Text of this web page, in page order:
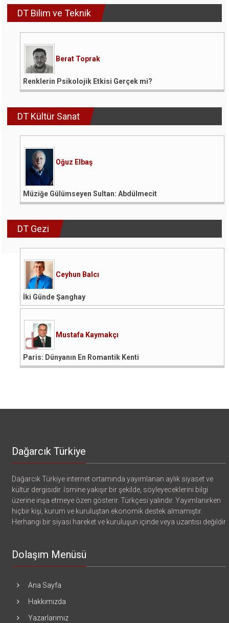
DT Bilim ve Teknik
Berat Toprak
Renklerin Psikolojik Etkisi Gerçek mi?
DT Kültür Sanat
Oğuz Elbaş
Müziğe Gülümseyen Sultan: Abdülmecit
DT Gezi
Ceyhun Balcı
İki Günde Şanghay
Mustafa Kaymakçı
Paris: Dünyanın En Romantik Kenti
Dağarcık Türkiye
Dağarcık Türkiye internet ortamında yayımlanan aylık siyaset ve
kültür dergisidir. İsmine yakışır bir şekilde, söyleyeceklerini bilgi
üzerine inşa etmeye özen gösterir. Türkçesi yalındır. Yayımlanırken
hiçbir kişi, kurum ve kuruluştan ekonomik destek almamıştır.
Herhangi bir siyasi hareket ve kuruluşun içinde veya uzantısı değildir
Dolaşım Menüsü
Ana Sayfa
Hakkımızda
Yazarlarımız